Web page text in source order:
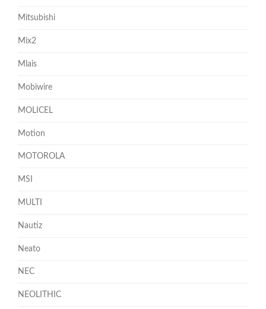
Mitsubishi
Mix2
Mlais
Mobiwire
MOLICEL
Motion
MOTOROLA
MSI
MULTI
Nautiz
Neato
NEC
NEOLITHIC